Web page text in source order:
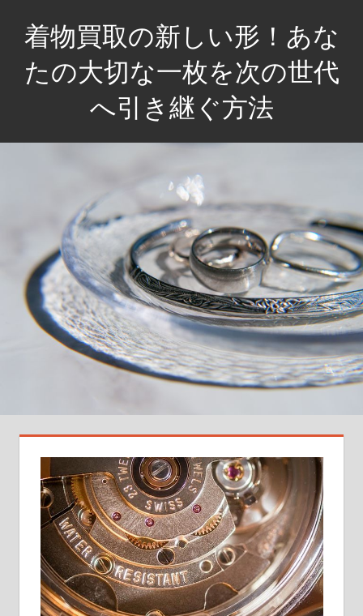
着物買取の新しい形！あな
たの大切な一枚を次の世代
へ引き継ぐ方法
あ
出
を
未
な
一